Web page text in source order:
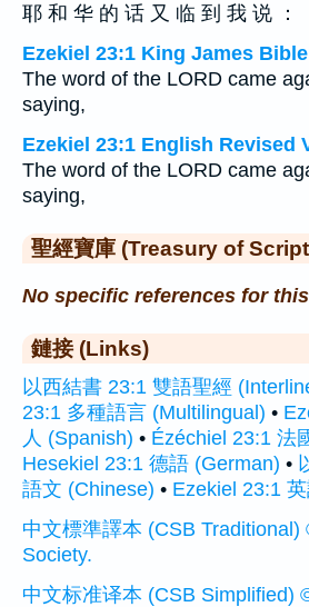
耶 和 华 的 话 又 临 到 我 说 ：
Ezekiel 23:1 King James Bible
The word of the LORD came
saying,
Ezekiel 23:1 English Revised
The word of the LORD came
saying,
聖經寶庫 (Treasury of
No specific references for
鏈接 (Links)
以西結書 23:1 雙語聖經
23:1 多種語言 (Multilingual) •
人 (Spanish) • Ézéchiel 23:1 法
Hesekiel 23:1 德語 (German) •
語文 (Chinese) • Ezekiel 23:1
中文標準譯本 (CSB
Society.
中文标准译本 (CSB Simplified)